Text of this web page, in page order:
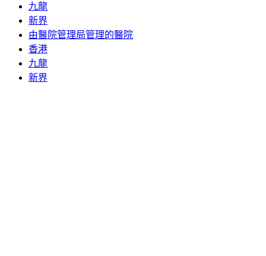
九龍
新界
由醫院管理局管理的醫院
香港
九龍
新界